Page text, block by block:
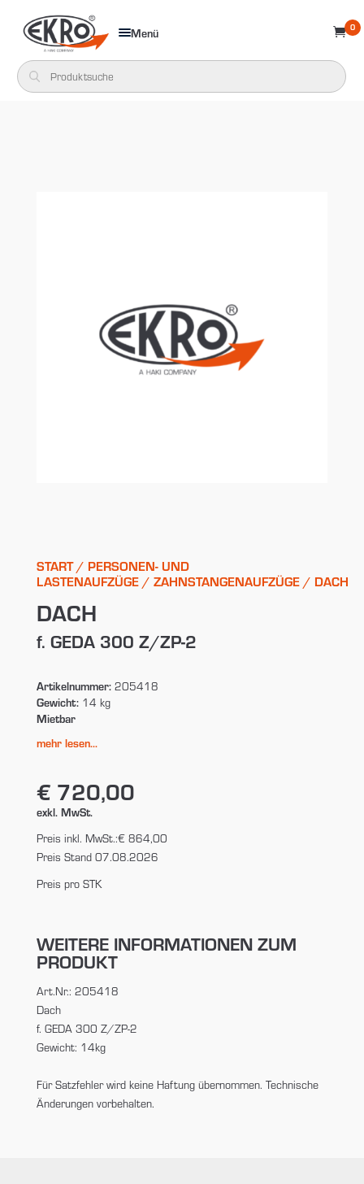
Menü  0
START/ PERSONEN- UND
LASTENAUFZÜGE/ ZAHNSTANGENAUFZÜGE/ DACH
DACH
f. GEDA 300 Z/ZP-2
Artikelnummer:205418
Gewicht:14 kg
Mietbar
mehr lesen...
€ 720,00
exkl. MwSt.
Preis inkl. MwSt.:€ 864,00
Preis Stand 07.08.2026
Preis pro STK
WEITERE INFORMATIONEN ZUM
PRODUKT
Art.Nr.: 205418
Dach
f. GEDA 300 Z/ZP-2
Gewicht: 14kg
Für Satzfehler wird keine Haftung übernommen. Technische
Änderungen vorbehalten.